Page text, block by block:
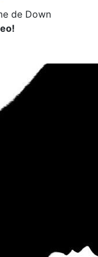
de Down